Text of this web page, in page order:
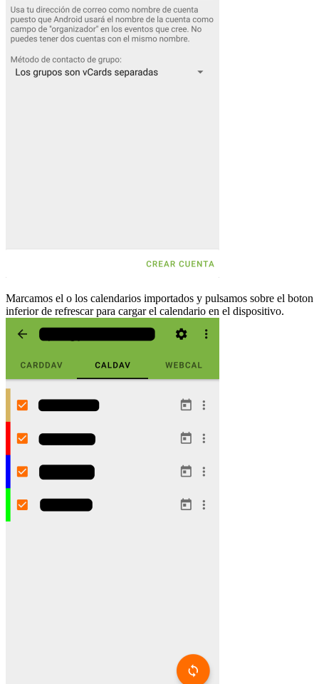
Marcamos el o los calendarios importados y pulsamos sobre el boton
inferior de refrescar para cargar el calendario en el dispositivo.